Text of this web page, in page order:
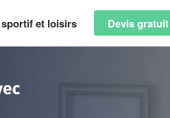
et loisirs Devis gratuit